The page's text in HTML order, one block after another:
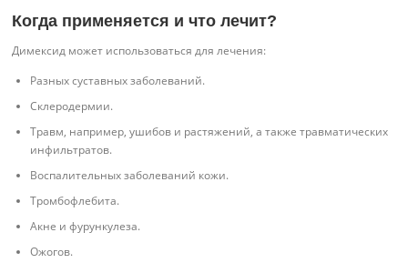
Когда применяется и что лечит?
Димексид может использоваться для лечения:
Разных суставных заболеваний.
Склеродермии.
Травм, например, ушибов и растяжений, а также травматических
инфильтратов.
Воспалительных заболеваний кожи.
Тромбофлебита.
Акне и фурункулеза.
Ожогов.